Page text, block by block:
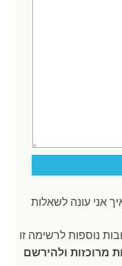
אני עונה לשאלות
נוספות לרשימה זו
מרוכזות ולהירשם